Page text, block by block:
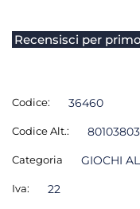
Recensisci per
Codice: 36460
Codice Alt.:
Categoria GIOCHI
Iva: 22